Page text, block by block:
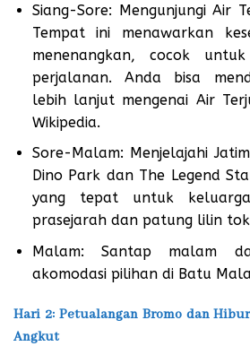
Siang-Sore: Mengunjungi Air
Tempat ini menawarkan
menenangkan, cocok
perjalanan. Anda bisa
lebih lanjut mengenai Air
Wikipedia.
Sore-Malam: Menjelajahi
Dino Park dan The Legend
yang tepat untuk
prasejarah dan patung lilin
Malam: Santap malam
akomodasi pilihan di Batu
Hari 2: Petualangan Bromo dan
Angkut